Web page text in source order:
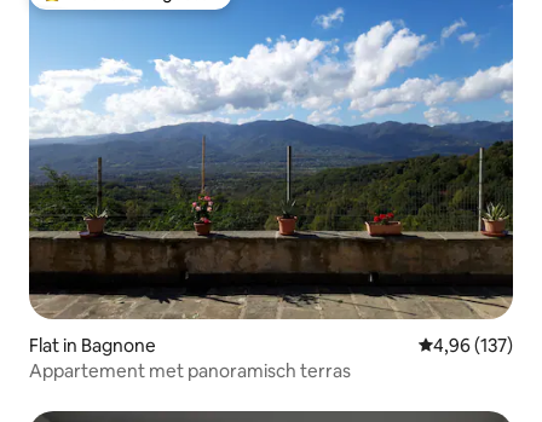
Flat in Bagnone Gemiddelde
4,96 (137)
Appartement met panoramisch terras